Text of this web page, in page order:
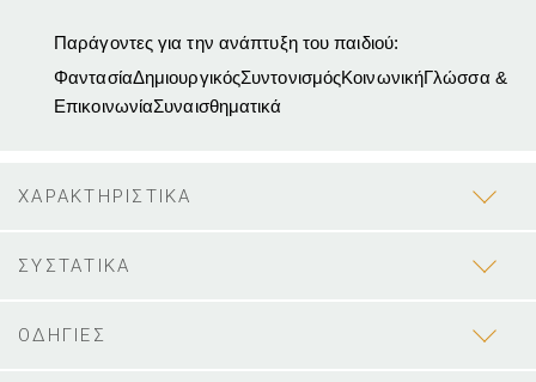
Παράγοντες για την ανάπτυξη του παιδιού:
ΦαντασίαΔημιουργικόςΣυντονισμόςΚοινωνικήΓλώσσα &
ΕπικοινωνίαΣυναισθηματικά
ΧΑΡΑΚΤΗΡΙΣΤΙΚΑ
ΣΥΣΤΑΤΙΚΑ
ΟΔΗΓΙΕΣ